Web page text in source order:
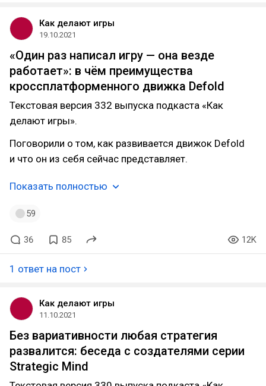
Как делают игры
19.10.2021
«Один раз написал игру — она везде
работает»: в чём преимущества
кроссплатформенного движка Defold
Текстовая версия 332 выпуска подкаста «Как
делают игры».
Поговорили о том, как развивается движок Defold
и что он из себя сейчас представляет.
Показать полностью
59
36 85 12K
1 ответ на пост
Как делают игры
11.10.2021
Без вариативности любая стратегия
развалится: беседа с создателями серии
Strategic Mind